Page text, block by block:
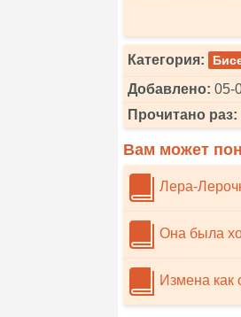
Категория:
Добавлено: 05-
Прочитано раз:
Вам может
Лера-
Она была
Измена как